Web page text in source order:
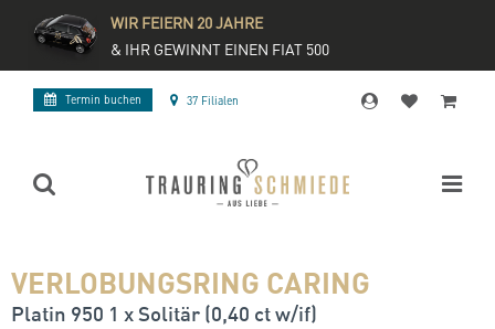
WIR FEIERN 20 JAHRE
& IHR GEWINNT EINEN FIAT 500
Termin buchen 37 Filialen
VERLOBUNGSRING CARING
Platin 950 1 x Solitär (0,40 ct w/if)